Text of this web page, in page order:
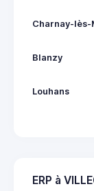
Charnay-lès-
Blanzy
Louhans
ERP à